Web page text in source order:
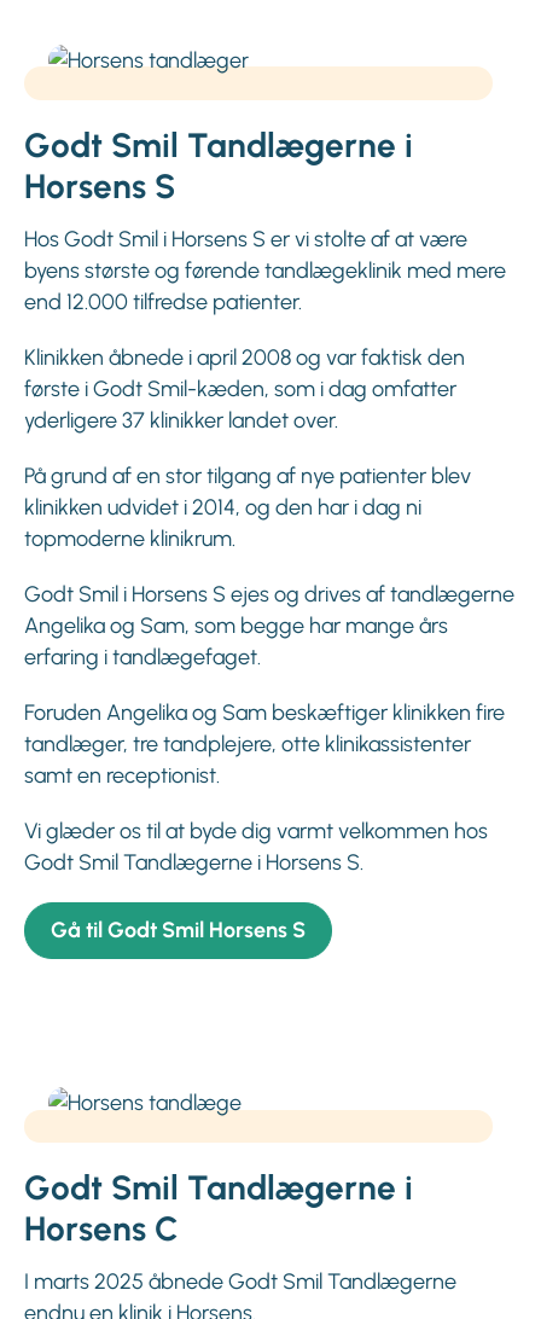
Godt Smil Tandlægerne i
Horsens S
Hos Godt Smil i Horsens S er vi stolte af at være
byens største og førende tandlægeklinik med mere
end 12.000 tilfredse patienter.
Klinikken åbnede i april 2008 og var faktisk den
første i Godt Smil-kæden, som i dag omfatter
yderligere 37 klinikker landet over.
På grund af en stor tilgang af nye patienter blev
klinikken udvidet i 2014, og den har i dag ni
topmoderne klinikrum.
Godt Smil i Horsens S ejes og drives af tandlægerne
Angelika og Sam, som begge har mange års
erfaring i tandlægefaget.
Foruden Angelika og Sam beskæftiger klinikken fire
tandlæger, tre tandplejere, otte klinikassistenter
samt en receptionist.
Vi glæder os til at byde dig varmt velkommen hos
Godt Smil Tandlægerne i Horsens S.
Gå til Godt Smil Horsens S
Godt Smil Tandlægerne i
Horsens C
I marts 2025 åbnede Godt Smil Tandlægerne
endnu en klinik i Horsens.